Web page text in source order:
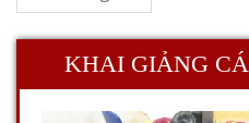
KHAI GIẢNG